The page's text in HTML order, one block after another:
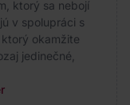
ktorý sa nebojí
v spolupráci s
okamžite
jedinečné,